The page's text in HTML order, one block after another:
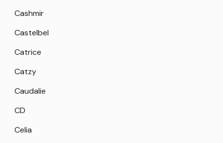
Cashmir
Castelbel
Catrice
Catzy
Caudalie
CD
Celia